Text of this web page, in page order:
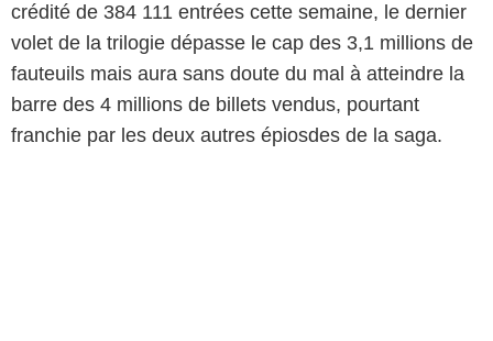
crédité de 384 111 entrées cette semaine, le dernier
volet de la trilogie dépasse le cap des 3,1 millions de
fauteuils mais aura sans doute du mal à atteindre la
barre des 4 millions de billets vendus, pourtant
franchie par les deux autres épiosdes de la saga.